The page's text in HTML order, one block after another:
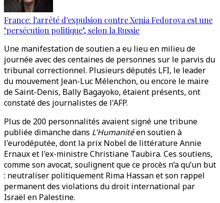
France: l'arrêté d'expulsion contre Xenia Fedorova est une
"persécution politique", selon la Russie
Une manifestation de soutien a eu lieu en milieu de
journée avec des centaines de personnes sur le parvis du
tribunal correctionnel. Plusieurs députés LFI, le leader
du mouvement Jean-Luc Mélenchon, ou encore le maire
de Saint-Denis, Bally Bagayoko, étaient présents, ont
constaté des journalistes de l'AFP.
Plus de 200 personnalités avaient signé une tribune
publiée dimanche dans L'Humanitéen soutien à
l'eurodéputée, dont la prix Nobel de littérature Annie
Ernaux et l'ex-ministre Christiane Taubira. Ces soutiens,
comme son avocat, soulignent que ce procès n’a qu’un but
: neutraliser politiquement Rima Hassan et son rappel
permanent des violations du droit international par
Israël en Palestine.